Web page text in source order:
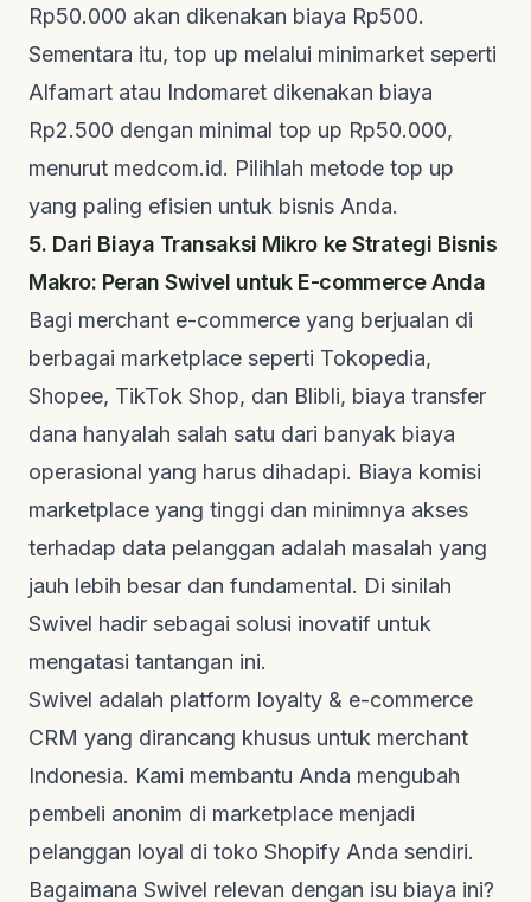
Rp50.000 akan dikenakan biaya Rp500.
Sementara itu, top up melalui minimarket seperti
Alfamart atau Indomaret dikenakan biaya
Rp2.500 dengan minimal top up Rp50.000,
menurut medcom.id. Pilihlah metode top up
yang paling efisien untuk bisnis Anda.
5. Dari Biaya Transaksi Mikro ke Strategi Bisnis
Makro: Peran Swivel untuk E-commerce Anda
Bagi merchant e-commerce yang berjualan di
berbagai marketplace seperti Tokopedia,
Shopee, TikTok Shop, dan Blibli, biaya transfer
dana hanyalah salah satu dari banyak biaya
operasional yang harus dihadapi. Biaya komisi
marketplace yang tinggi dan minimnya akses
terhadap data pelanggan adalah masalah yang
jauh lebih besar dan fundamental. Di sinilah
Swivel hadir sebagai solusi inovatif untuk
mengatasi tantangan ini.
Swivel adalah platform loyalty & e-commerce
CRM yang dirancang khusus untuk merchant
Indonesia. Kami membantu Anda mengubah
pembeli anonim di marketplace menjadi
pelanggan loyal di toko Shopify Anda sendiri.
Bagaimana Swivel relevan dengan isu biaya ini?